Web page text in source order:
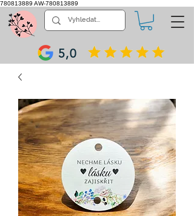
780813889 AW-780813889
5,0